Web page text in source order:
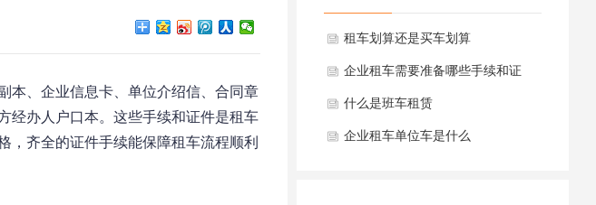
本、企业信息卡、单位介绍信、合同章
经办人户口本。这些手续和证件是租车
，齐全的证件手续能保障租车流程顺利
租车划算还是买车划算
企业租车需要准备哪些手续和证
件？
什么是班车租赁
企业租车单位车是什么